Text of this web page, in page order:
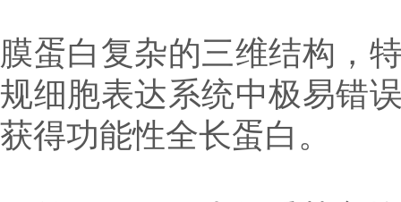
膜蛋白复杂的三维结构，
规细胞表达系统中极易错
获得功能性全长蛋白。